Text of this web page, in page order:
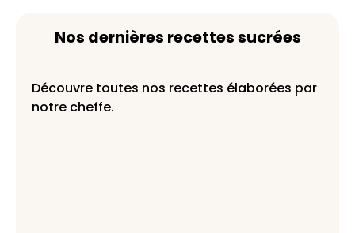
Nos dernières recettes sucrées
Découvre toutes nos recettes élaborées par
notre cheffe.